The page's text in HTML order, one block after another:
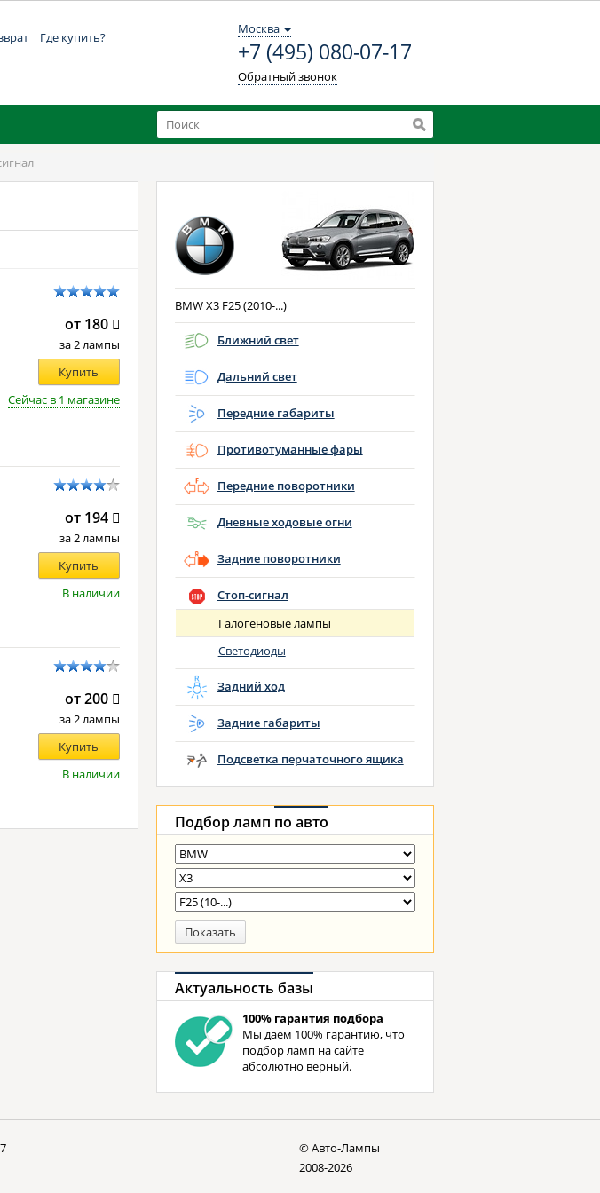
Где купить?
Москва
+7 (495) 080-07-17
Обратный звонок
от 180
за 2 лампы
Купить
Сейчас в 1 магазине
от 194
за 2 лампы
Купить
В наличии
от 200
за 2 лампы
Купить
В наличии
BMW X3 F25 (2010-...)
Ближний свет
Дальний свет
Передние габариты
Противотуманные фары
Передние поворотники
Дневные ходовые огни
Задние поворотники
Стоп-сигнал
Галогеновые лампы
Светодиоды
Задний ход
Задние габариты
Подсветка перчаточного ящика
Подбор ламп по авто
Показать
Актуальность базы
100% гарантия подбора
Мы даем 100% гарантию, что
подбор ламп на сайте
абсолютно верный.
© Авто-Лампы
2008-2026